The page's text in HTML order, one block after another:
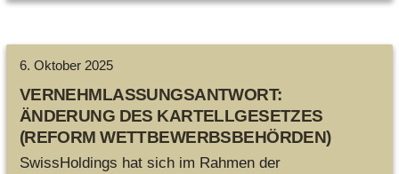
6. Oktober 2025
VERNEHMLASSUNGSANTWORT:
ÄNDERUNG DES KARTELLGESETZES
(REFORM WETTBEWERBSBEHÖRDEN)
SwissHoldings hat sich im Rahmen der